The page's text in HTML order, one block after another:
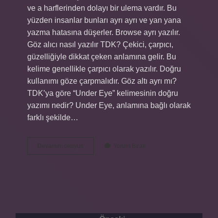
ve a harflerinden dolayı bir ulema vardır. Bu
yüzden insanlar bunları ayrı ayrı ve yan yana
yazma hatasına düşerler. Browse ayrı yazılır.
Göz alıcı nasıl yazılır TDK? Çekici, çarpıcı,
güzelliğiyle dikkat çeken anlamına gelir. Bu
kelime genellikle çarpıcı olarak yazılır. Doğru
kullanımı göze çarpmalıdır. Göz altı ayrı mı?
TDK’ya göre “Under Eye” kelimesinin doğru
yazımı nedir? Under Eye, anlamına bağlı olarak
farklı şekilde…